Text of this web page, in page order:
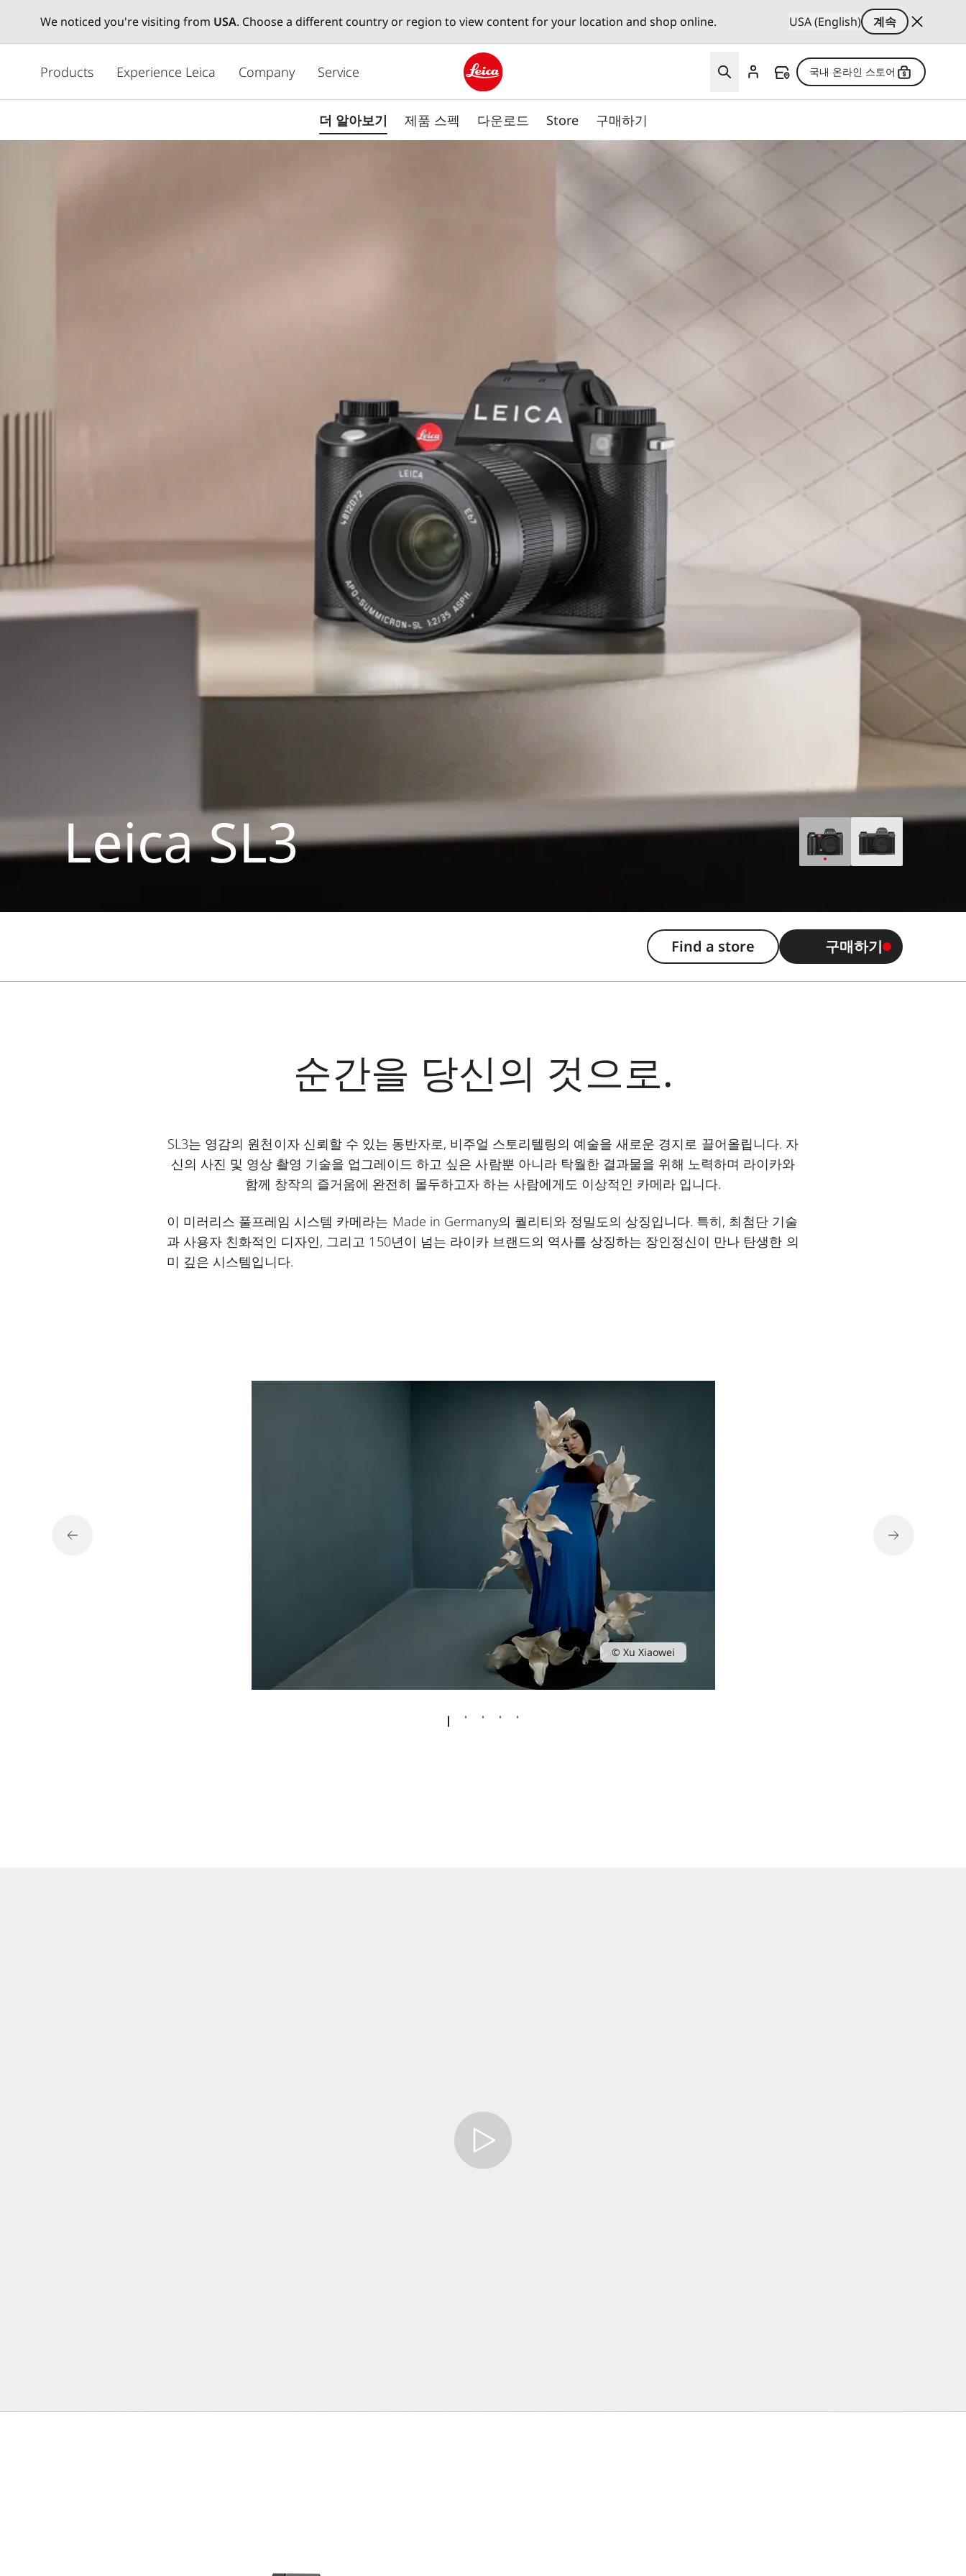
We noticed you're visiting from USA. Choose a different country or region to view content for your location and shop online. USA (English)
계속
텐
로
Products Experience Leica Company Service
Leica logo - Home
국내 온라인 스토어
더 알아보기 제품 스펙 다운로드 Store 구매하기
Leica SL3
Find a store 구매하기
순간을 당신의 것으로.
SL3는 영감의 원천이자 신뢰할 수 있는 동반자로, 비주얼 스토리텔링의 예술을 새로운 경지로 끌어올립니다. 자
신의 사진 및 영상 촬영 기술을 업그레이드 하고 싶은 사람뿐 아니라 탁월한 결과물을 위해 노력하며 라이카와
함께 창작의 즐거움에 완전히 몰두하고자 하는 사람에게도 이상적인 카메라 입니다.
이 미러리스 풀프레임 시스템 카메라는 Made in Germany의 퀄리티와 정밀도의 상징입니다. 특히, 최첨단 기술
과 사용자 친화적인 디자인, 그리고 150년이 넘는 라이카 브랜드의 역사를 상징하는 장인정신이 만나 탄생한 의
미 깊은 시스템입니다.
© Xu Xiaowei